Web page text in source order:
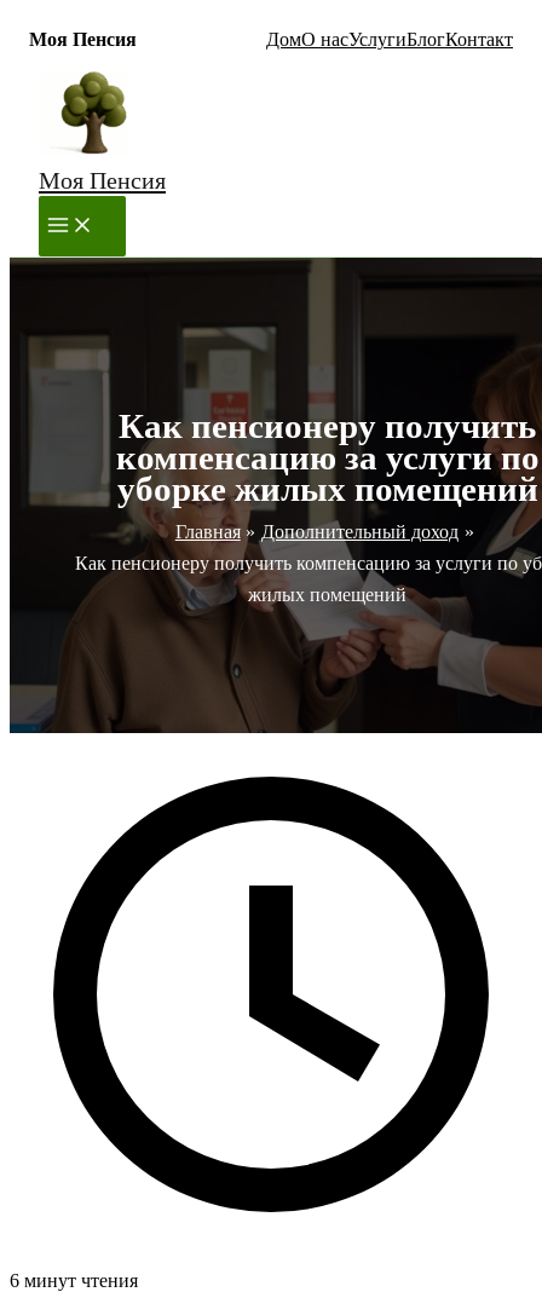
Моя Пенсия ДомО насУслугиБлогКонтакт
Перейти
содержимому
Моя Пенсия
MAIN
MENU
Как пенсионеру получить
компенсацию за услуги по
уборке жилых помещений
Главная
Дополнительный доход
Как пенсионеру получить компенсацию за услуги по
жилых помещений
6 минут чтения